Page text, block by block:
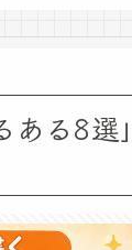
ある8選